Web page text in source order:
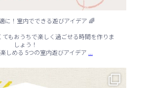
に！室内でできる遊びアイデア 🌈
もおうちで楽しく過ごせる時間を作りま
しょう！
しめる 5つの室内遊びアイデア ...
...